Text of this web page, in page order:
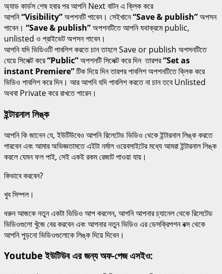
অ্যাড কার্ডস শেষ হবার পর আপনি Next বাটন এ ক্লিক করে
আপনি“Visibility”অপশনটি পাবেন। সেইখানে“Save & publish”অপসন
পাবেন। “Save & publish”অপশনটিতে আপনি যথাক্রমে public,
unlisted ও প্রাইভেট অপসন পাবেন।
আপনি যদি ভিডিওটি পাবলিশ করতে চান তাহলে Save or publish অপসনটিতে
যেয়ে সিলেক্ট করে“Public”অপশনটি সিলেক্ট করে দিন তারপর“Set as
instant Premiere”টিক দিয়ে দিন তারপর পাবলিশ অপশনটিতে ক্লিক করে
ভিডিও পাবলিশ করে দিন। আর আপনি যদি পাবলিশ করতে না চান তবে Unlisted
অথবা Private করে রাখতে পারেন।
ইন্টারনাল লিঙ্ক
আপনি কি জানেন যে, ইউটিউবেও আপনি রিলেটেড ভিডিও থেকে ইন্টারনাল লিঙ্ক করতে
পারবেন এবং আমার অভিজ্ঞতামতে এইটা নর্মাল ওয়েবসাইটের মধ্যে আমরা ইন্টারনাল লিঙ্ক
করলে যেমন ফল পাই, সেই একই রকম রেজাট পাওয়া যায়।
কিভাবে করবেন?
খুব সিম্পল।
ধরুন আজকে নতুন একটা ভিডিও আপ করলেন, আপনি আপনার চ্যানেল থেকে রিলেটেড
ভিডিওগুলো খুঁজে বের করবেন এবং আপনার নতুন ভিডিও এর ডেসক্রিপশন বক্স থেকে
আপনি পুড়নো ভিডিওগুলোকে লিঙ্ক দিয়ে দিবেন।
Youtube ইউটিউব এর জন্য অফ-পেজ এসইও: